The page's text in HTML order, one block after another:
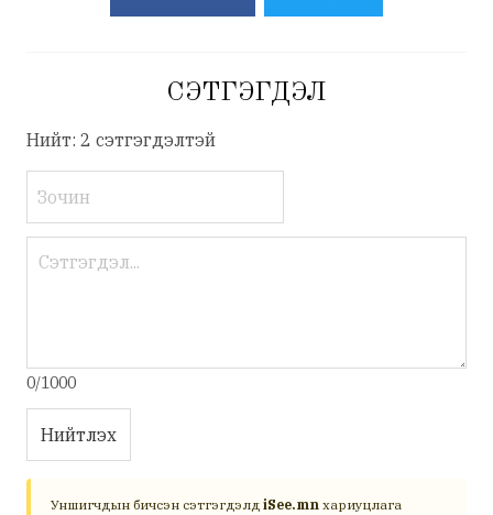
СЭТГЭГДЭЛ
Нийт: 2 сэтгэгдэлтэй
0/1000
Нийтлэх
Уншигчдын бичсэн сэтгэгдэлд iSee.mn хариуцлага